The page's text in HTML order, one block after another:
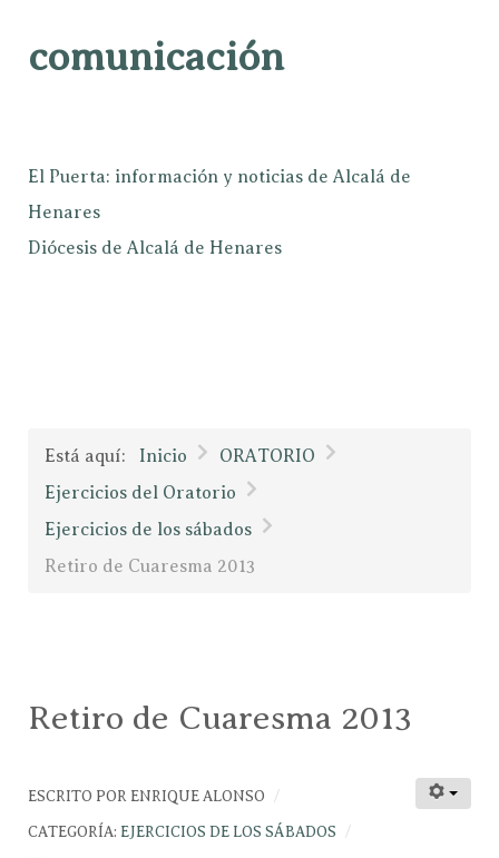
comunicación
El Puerta: información y noticias de Alcalá de
Henares
Diócesis de Alcalá de Henares
Está aquí: Inicio
ORATORIO
Ejercicios del Oratorio
Ejercicios de los sábados
Retiro de Cuaresma 2013
Retiro de Cuaresma 2013
ESCRITO POR ENRIQUE ALONSO
CATEGORÍA: EJERCICIOS DE LOS SÁBADOS